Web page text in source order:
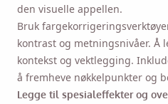
den visuelle appellen.
Bruk
kontrast og metningsnivåer. Å
kontekst og vektlegging.
å fremheve nøkkelpunkter og
Legge til spesialeffekter og